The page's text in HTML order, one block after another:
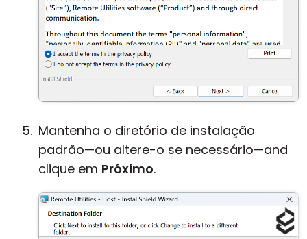
Mantenha o diretório de instalação
padrão—ou altere-o se necessário—and
clique em Próximo.